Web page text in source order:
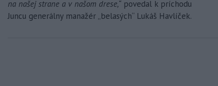
na našej strane a v našom drese,“ povedal k príchodu
Juncu generálny manažér „belasých“ Lukáš Havlíček.